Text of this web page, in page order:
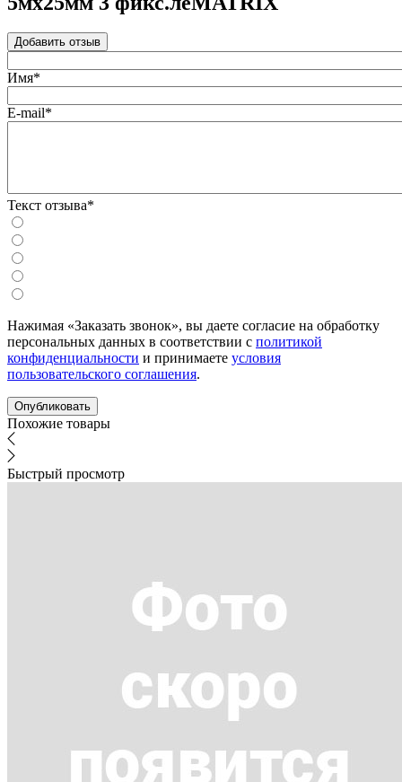
Добавить отзыв
Имя*
E-mail*
Текст отзыва*
Нажимая «Заказать звонок», вы даете согласие на обработку
персональных данных в соответствии с политикой
конфиденциальности и принимаете условия
пользовательского соглашения.
Похожие товары
Быстрый просмотр